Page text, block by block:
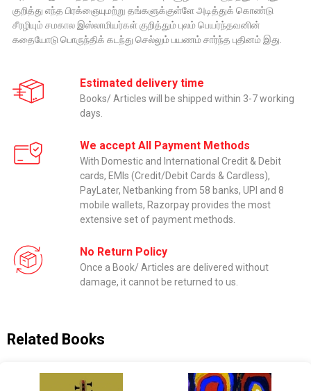
குறித்து எந்த பிரக்ஞையுமற்று தங்களுக்குள்ளே அடித்துக் கொண்டு
சீரழியும் சமகால இஸ்லாமியர்கள் குறித்தும் புலம் பெயர்ந்தவனின்
கதையோடு பொருந்திக் கடந்து செல்லும் பயணம் சார்ந்த புதினம் இது.
Estimated delivery time
Books/ Articles will be shipped within 3-7 working
days.
We accept All Payment Methods
With Domestic and International Credit & Debit
cards, EMIs (Credit/Debit Cards & Cardless),
PayLater, Netbanking from 58 banks, UPI and 8
mobile wallets, Razorpay provides the most
extensive set of payment methods.
No Return Policy
Once a Book/ Articles are delivered without
damage, it cannot be returned to us.
Related Books